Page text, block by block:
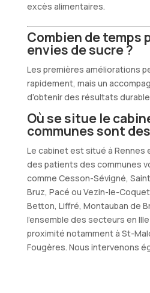
excès alimentaires.
Combien de temps
envies de sucre ?
Les premières améliorations
rapidement, mais un
d’obtenir des résultats
Où se situe le
communes sont
Le cabinet est situé à
des patients des communes
comme Cesson-Sévigné,
Bruz, Pacé ou Vezin-le-
Betton, Liffré, Montauban de
l’ensemble des secteurs en
proximité notamment à St-
Fougères. Nous intervenons